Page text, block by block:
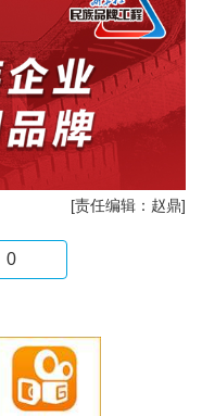
[责任编辑：赵鼎]
0